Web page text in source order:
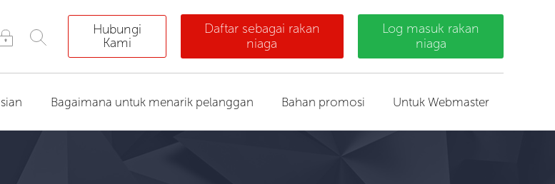
Hubungi
Kami
Daftar sebagai rakan
niaga
Log masuk rakan
niaga
Bagaimana untuk menarik pelanggan Bahan promosi Untuk Webmaster